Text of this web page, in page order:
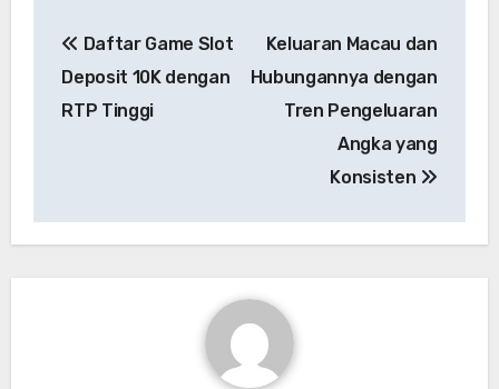
pos
Daftar Game Slot
Deposit 10K dengan
RTP Tinggi
Keluaran Macau dan
Hubungannya dengan
Tren Pengeluaran
Angka yang
Konsisten